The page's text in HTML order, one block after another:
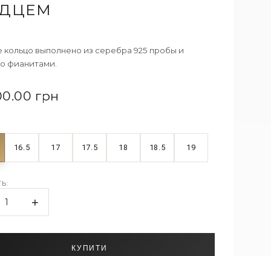
выполнено из серебра 925 пробы и
фианитами.
грн
16.5 17 17.5 18 18.5 19
1 +
КУПИТИ